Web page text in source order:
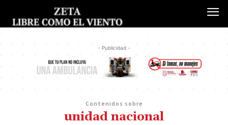
- Publicidad -
Contenidos sobre
unidad nacional